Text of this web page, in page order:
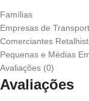
Famílias
Empresas de
Comerciantes
Pequenas e Médias
Avaliações (0)
Avaliações